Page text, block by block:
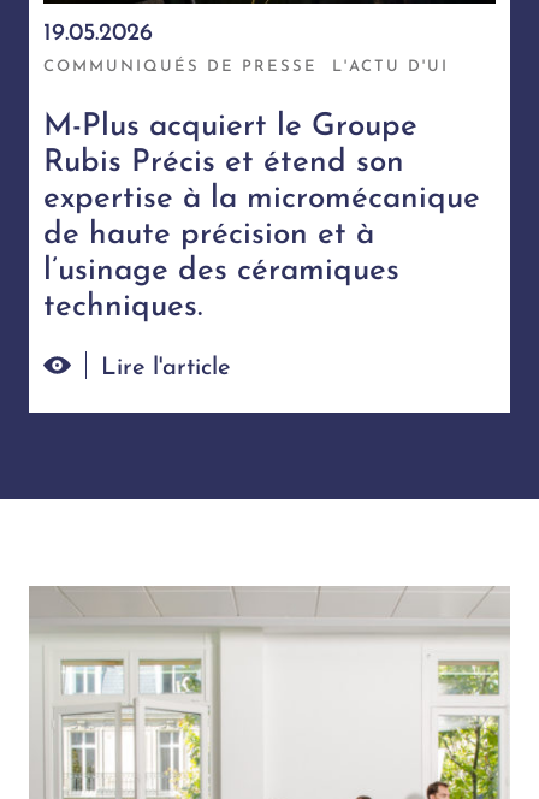
19.05.2026
COMMUNIQUÉS DE PRESSE L'ACTU D'UI
M-Plus acquiert le Groupe
Rubis Précis et étend son
expertise à la micromécanique
de haute précision et à
l’usinage des céramiques
techniques.
Lire l'article